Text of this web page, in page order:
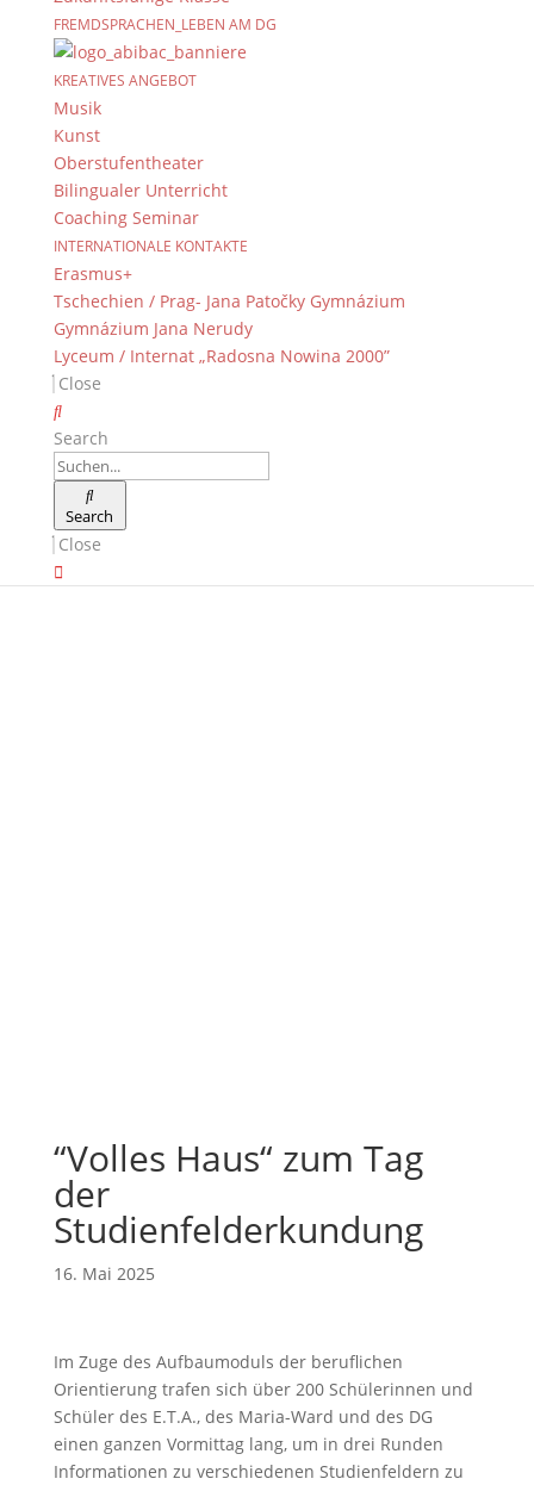
FREMDSPRACHEN_LEBEN AM DG
KREATIVES ANGEBOT
Musik
Kunst
Oberstufentheater
Bilingualer Unterricht
Coaching Seminar
INTERNATIONALE KONTAKTE
Erasmus+
Tschechien / Prag- Jana Patočky Gymnázium
Gymnázium Jana Nerudy
Lyceum / Internat „Radosna Nowina 2000”
Close
Search
Search
Close
Berufsorientierung durch
Bosch Bamberg
28. Juli 2025
Aufgeteilt in drei Gruppen erhielt die gesamte 12.
Jahrgangsstufe des DG von Jürgen Winkler,
Ausbildungsleiter bei Bosch, interessante
Informationen über das Unternehmen, Ausbildungs-
und Studiumsmöglichkeiten. Die vielen Tipps und
Tricks rund um den Bewerbungsprozess rundeten
den äußerst informativen Vortrag ab.
“Volles Haus“ zum Tag
der
Studienfelderkundung
16. Mai 2025
Im Zuge des Aufbaumoduls der beruflichen
Orientierung trafen sich über 200 Schülerinnen und
Schüler des E.T.A., des Maria-Ward und des DG
einen ganzen Vormittag lang, um in drei Runden
Informationen zu verschiedenen Studienfeldern zu